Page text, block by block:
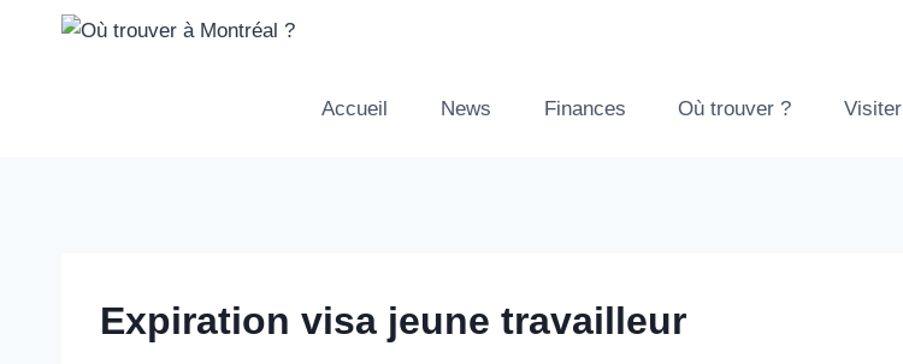
Accueil
News Finances Où trouver ? Visiter
Expiration visa jeune travailleur